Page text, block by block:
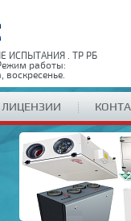
ИСПЫТАНИЯ . ТР РБ
работы:
воскресенье.
ЛИЦЕНЗИИ